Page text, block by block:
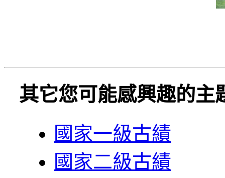
其它您可能感興趣的主
國家一級古績
國家二級古績